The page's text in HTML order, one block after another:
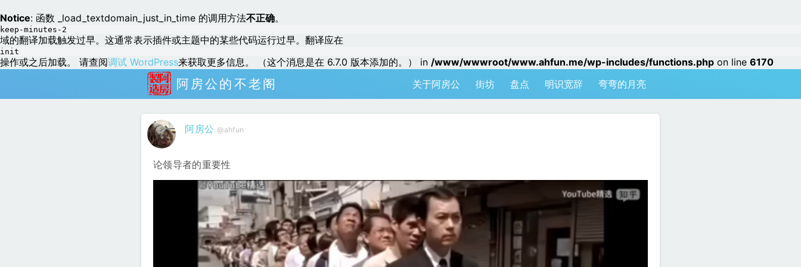
Notice: 函数 _load_textdomain_just_in_time 的调用方法不正确。
keep-minutes-2
域的翻译加载触发过早。这通常表示插件或主题中的某些代码运行过早。翻译应在
init
操作或之后加载。 请查阅调试 WordPress来获取更多信息。 （这个消息是在 6.7.0 版本添加的。） in /www/wwwroot/www.ahfun.me/wp-includes/functions.php on line 6170
阿房公的不老阁 关于阿房公 街坊 盘点 明识宽辞 弯弯的月亮
阿房公 @ahfun
论领导者的重要性